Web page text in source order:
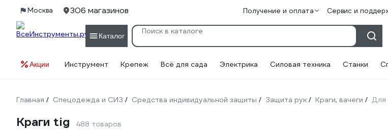
Москва 306 магазинов Получение и оплата Сервис и
Каталог
Акции Инструмент Крепеж Всё для сада Электрика Силовая техника Станки
Главная / Спецодежда и СИЗ / Средства индивидуальной защиты / Защита рук / Краги, вачеги / Для
Краги tig 488 товаров